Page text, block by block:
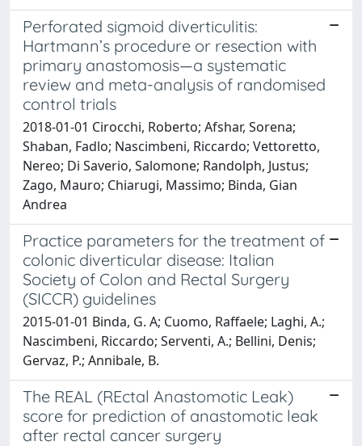
Perforated sigmoid diverticulitis:
Hartmann’s procedure or resection with
primary anastomosis—a systematic
review and meta-analysis of randomised
control trials
2018-01-01 Cirocchi, Roberto; Afshar, Sorena;
Shaban, Fadlo; Nascimbeni, Riccardo; Vettoretto,
Nereo; Di Saverio, Salomone; Randolph, Justus;
Zago, Mauro; Chiarugi, Massimo; Binda, Gian
Andrea
Practice parameters for the treatment of
colonic diverticular disease: Italian
Society of Colon and Rectal Surgery
(SICCR) guidelines
2015-01-01 Binda, G. A; Cuomo, Raffaele; Laghi, A.;
Nascimbeni, Riccardo; Serventi, A.; Bellini, Denis;
Gervaz, P.; Annibale, B.
The REAL (REctal Anastomotic Leak)
score for prediction of anastomotic leak
after rectal cancer surgery